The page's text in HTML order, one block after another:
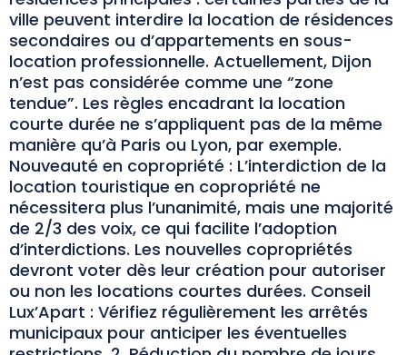
ville peuvent interdire la location de résidences
secondaires ou d’appartements en sous-
location professionnelle. Actuellement, Dijon
n’est pas considérée comme une “zone
tendue”. Les règles encadrant la location
courte durée ne s’appliquent pas de la même
manière qu’à Paris ou Lyon, par exemple.
Nouveauté en copropriété : L’interdiction de la
location touristique en copropriété ne
nécessitera plus l’unanimité, mais une majorité
de 2/3 des voix, ce qui facilite l’adoption
d’interdictions. Les nouvelles copropriétés
devront voter dès leur création pour autoriser
ou non les locations courtes durées. Conseil
Lux’Apart : Vérifiez régulièrement les arrêtés
municipaux pour anticiper les éventuelles